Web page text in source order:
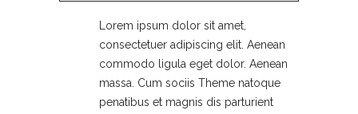
Lorem ipsum dolor sit amet,
consectetuer adipiscing elit. Aenean
commodo ligula eget dolor. Aenean
massa. Cum sociis Theme natoque
penatibus et magnis dis parturient